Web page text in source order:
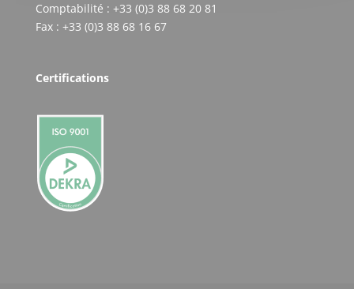
Comptabilité : +33 (0)3 88 68 20 81
Fax : +33 (0)3 88 68 16 67
Certifications